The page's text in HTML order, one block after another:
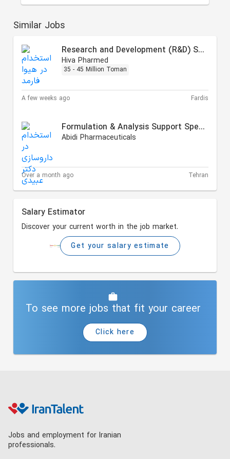
Similar Jobs
Research and Development (R&D) Specialist
Hiva Pharmed
35 - 45 Million Toman
A few weeks ago Fardis
Formulation & Analysis Support Specialist
Abidi Pharmaceuticals
Over a month ago Tehran
Salary Estimator
Discover your current worth in the job market.
Get your salary estimate
To see more jobs that fit your career
Click here
Jobs and employment for Iranian
professionals.